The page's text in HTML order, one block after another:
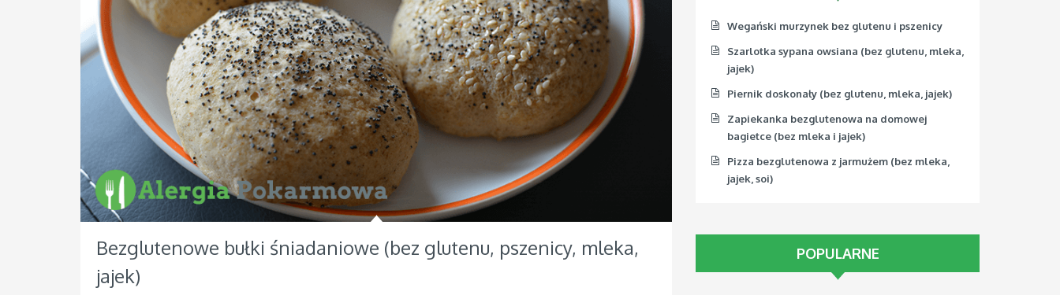
Bezglutenowe bułki śniadaniowe (bez glutenu, pszenicy, mleka,
jajek)
Wegański murzynek bez glutenu i pszenicy
Szarlotka sypana owsiana (bez glutenu, mleka,
jajek)
Piernik doskonały (bez glutenu, mleka, jajek)
Zapiekanka bezglutenowa na domowej
bagietce (bez mleka i jajek)
Pizza bezglutenowa z jarmużem (bez mleka,
jajek, soi)
POPULARNE